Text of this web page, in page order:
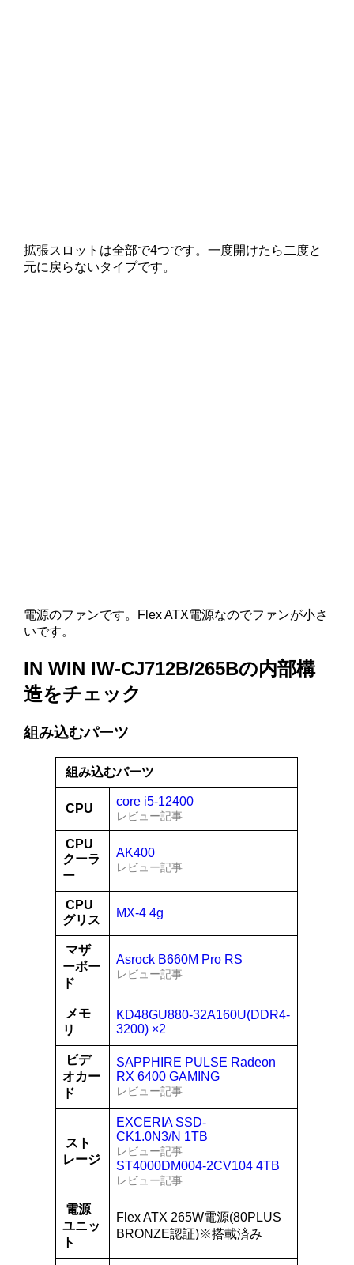
拡張スロットは全部で4つです。一度開けたら二度と
元に戻らないタイプです。
電源のファンです。Flex ATX電源なのでファンが小さ
いです。
IN WIN IW-CJ712B/265Bの内部構
造をチェック
組み込むパーツ
組み込むパーツ
CPU
core i5-12400
レビュー記事
CPU
クーラ
ー
AK400
レビュー記事
CPU
グリス
MX-4 4g
マザ
ーボー
ド
Asrock B660M Pro RS
レビュー記事
メモ
リ
KD48GU880-32A160U(DDR4-
3200) ×2
ビデ
オカー
ド
SAPPHIRE PULSE Radeon
RX 6400 GAMING
レビュー記事
スト
レージ
EXCERIA SSD-
CK1.0N3/N 1TB
レビュー記事
ST4000DM004-2CV104 4TB
レビュー記事
電源
ユニッ
ト
Flex ATX 265W電源(80PLUS
BRONZE認証)※搭載済み